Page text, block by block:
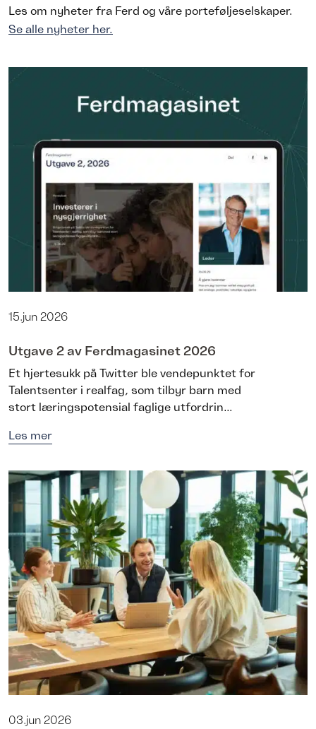
Les om nyheter fra Ferd og våre porteføljeselskaper.
Se alle nyheter her.
15.jun 2026
Utgave 2 av Ferdmagasinet 2026
Et hjertesukk på Twitter ble vendepunktet for
Talentsenter i realfag, som tilbyr barn med
stort læringspotensial faglige utfordrin...
Les mer
03.jun 2026